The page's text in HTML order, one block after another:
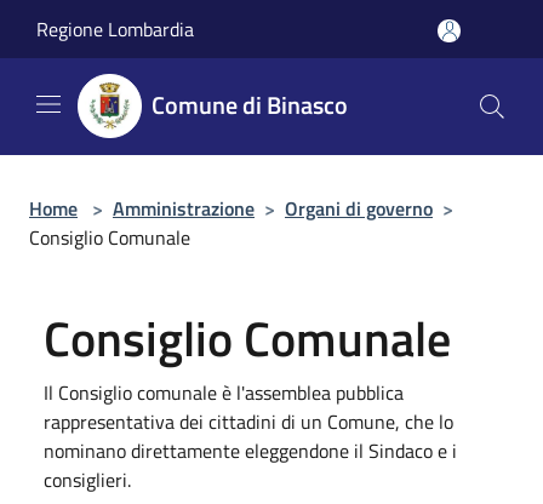
Regione Lombardia
Comune di Binasco
Home > Amministrazione > Organi di governo >
Consiglio Comunale
Consiglio Comunale
Il Consiglio comunale è l'assemblea pubblica
rappresentativa dei cittadini di un Comune, che lo
nominano direttamente eleggendone il Sindaco e i
consiglieri.